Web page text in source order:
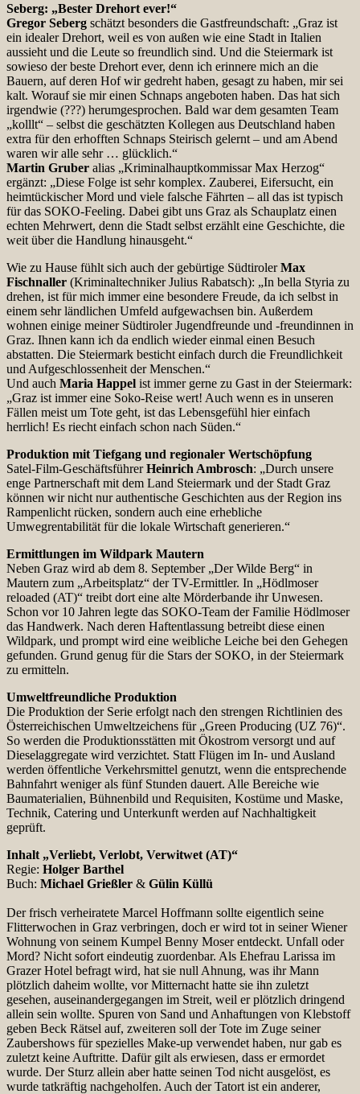
Seberg: „Bester Drehort ever!“
Gregor Seberg schätzt besonders die Gastfreundschaft: „Graz ist
ein idealer Drehort, weil es von außen wie eine Stadt in Italien
aussieht und die Leute so freundlich sind. Und die Steiermark ist
sowieso der beste Drehort ever, denn ich erinnere mich an die
Bauern, auf deren Hof wir gedreht haben, gesagt zu haben, mir sei
kalt. Worauf sie mir einen Schnaps angeboten haben. Das hat sich
irgendwie (???) herumgesprochen. Bald war dem gesamten Team
„kolllt“ – selbst die geschätzten Kollegen aus Deutschland haben
extra für den erhofften Schnaps Steirisch gelernt – und am Abend
waren wir alle sehr … glücklich.“
Martin Gruber alias „Kriminalhauptkommissar Max Herzog“
ergänzt: „Diese Folge ist sehr komplex. Zauberei, Eifersucht, ein
heimtückischer Mord und viele falsche Fährten – all das ist typisch
für das SOKO-Feeling. Dabei gibt uns Graz als Schauplatz einen
echten Mehrwert, denn die Stadt selbst erzählt eine Geschichte, die
weit über die Handlung hinausgeht.“
Wie zu Hause fühlt sich auch der gebürtige SüdtirolerMax
Fischnaller (Kriminaltechniker Julius Rabatsch): „In bella Styria zu
drehen, ist für mich immer eine besondere Freude, da ich selbst in
einem sehr ländlichen Umfeld aufgewachsen bin. Außerdem
wohnen einige meiner Südtiroler Jugendfreunde und -freundinnen in
Graz. Ihnen kann ich da endlich wieder einmal einen Besuch
abstatten. Die Steiermark besticht einfach durch die Freundlichkeit
und Aufgeschlossenheit der Menschen.“
Und auch Maria Happel ist immer gerne zu Gast in der Steiermark:
„Graz ist immer eine Soko-Reise wert! Auch wenn es in unseren
Fällen meist um Tote geht, ist das Lebensgefühl hier einfach
herrlich! Es riecht einfach schon nach Süden.“
Produktion mit Tiefgang und regionaler Wertschöpfung
Satel-Film-GeschäftsführerHeinrich Ambrosch: „Durch unsere
enge Partnerschaft mit dem Land Steiermark und der Stadt Graz
können wir nicht nur authentische Geschichten aus der Region ins
Rampenlicht rücken, sondern auch eine erhebliche
Umwegrentabilität für die lokale Wirtschaft generieren.“
Ermittlungen im Wildpark Mautern
Neben Graz wird ab dem 8. September „Der Wilde Berg“ in
Mautern zum „Arbeitsplatz“ der TV-Ermittler. In „Hödlmoser
reloaded (AT)“ treibt dort eine alte Mörderbande ihr Unwesen.
Schon vor 10 Jahren legte das SOKO-Team der Familie Hödlmoser
das Handwerk. Nach deren Haftentlassung betreibt diese einen
Wildpark, und prompt wird eine weibliche Leiche bei den Gehegen
gefunden. Grund genug für die Stars der SOKO, in der Steiermark
zu ermitteln.
Umweltfreundliche Produktion
Die Produktion der Serie erfolgt nach den strengen Richtlinien des
Österreichischen Umweltzeichens für „Green Producing (UZ 76)“.
So werden die Produktionsstätten mit Ökostrom versorgt und auf
Dieselaggregate wird verzichtet. Statt Flügen im In- und Ausland
werden öffentliche Verkehrsmittel genutzt, wenn die entsprechende
Bahnfahrt weniger als fünf Stunden dauert. Alle Bereiche wie
Baumaterialien, Bühnenbild und Requisiten, Kostüme und Maske,
Technik, Catering und Unterkunft werden auf Nachhaltigkeit
geprüft.
Inhalt „Verliebt, Verlobt, Verwitwet (AT)“
Regie: Holger Barthel
Buch: Michael Grießler & Gülin Küllü
Der frisch verheiratete Marcel Hoffmann sollte eigentlich seine
Flitterwochen in Graz verbringen, doch er wird tot in seiner Wiener
Wohnung von seinem Kumpel Benny Moser entdeckt. Unfall oder
Mord? Nicht sofort eindeutig zuordenbar. Als Ehefrau Larissa im
Grazer Hotel befragt wird, hat sie null Ahnung, was ihr Mann
plötzlich daheim wollte, vor Mitternacht hatte sie ihn zuletzt
gesehen, auseinandergegangen im Streit, weil er plötzlich dringend
allein sein wollte. Spuren von Sand und Anhaftungen von Klebstoff
geben Beck Rätsel auf, zweiteren soll der Tote im Zuge seiner
Zaubershows für spezielles Make-up verwendet haben, nur gab es
zuletzt keine Auftritte. Dafür gilt als erwiesen, dass er ermordet
wurde. Der Sturz allein aber hatte seinen Tod nicht ausgelöst, es
wurde tatkräftig nachgeholfen. Auch der Tatort ist ein anderer,